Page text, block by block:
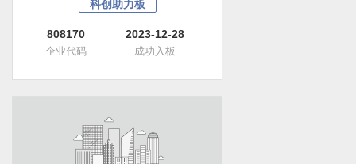
科创助力板
808170
企业代码
2023-12-28
成功入板